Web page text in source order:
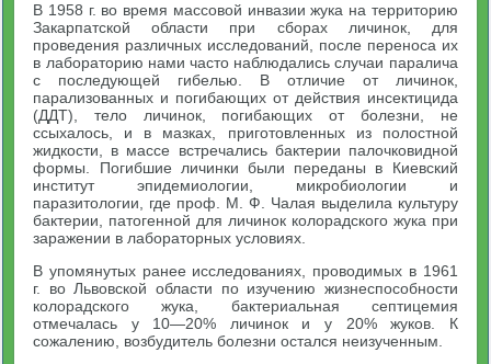
В 1958 г. во время массовой инвазии жука на территорию
Закарпатской области при сборах личинок, для
проведения различных исследований, после переноса их
в лабораторию нами часто наблюдались случаи паралича
с последующей гибелью. В отличие от личинок,
парализованных и погибающих от действия инсектицида
(ДДТ), тело личинок, погибающих от болезни, не
ссыхалось, и в мазках, приготовленных из полостной
жидкости, в массе встречались бактерии палочковидной
формы. Погибшие личинки были переданы в Киевский
институт эпидемиологии, микробиологии и
паразитологии, где проф. М. Ф. Чалая выделила культуру
бактерии, патогенной для личинок колорадского жука при
заражении в лабораторных условиях.
В упомянутых ранее исследованиях, проводимых в 1961
г. во Львовской области по изучению жизнеспособности
колорадского жука, бактериальная септицемия
отмечалась у 10—20% личинок и у 20% жуков. К
сожалению, возбудитель болезни остался неизученным.